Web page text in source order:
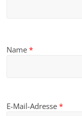
Name*
E-Mail-Adresse*